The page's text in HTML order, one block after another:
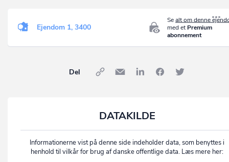
Sealt om denne
med et Premium
abonnement
Ejendom 1, 3400
Del
DATAKILDE
Informationerne vist på denne side indeholder data, som benyttes i
henhold til vilkår for brug af danske offentlige data. Læs mere her: